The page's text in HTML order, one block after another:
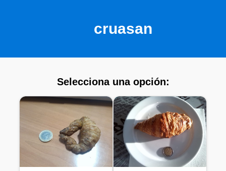
cruasan
Selecciona una opción: